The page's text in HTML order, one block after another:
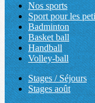
Nos sports
Sport pour les
Badminton
Basket ball
Handball
Volley-ball
Stages / Séjours
Stages août